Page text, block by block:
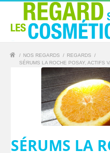
/ NOS REGARDS / REGARDS
/
SÉRUMS LA ROCHE POSAY, ACTIFS
SÉRUMS LA